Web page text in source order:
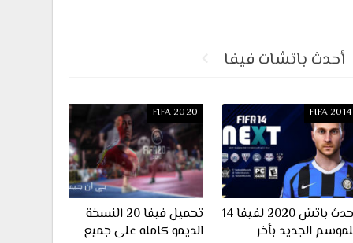
أحدث باتشات فيفا
FIFA 2014
احدث باتش 2020 لفيفا 14
الجديد بأخر
FIFA 2020
تحميل فيفا 20 النسخة
الديمو كامله على جميع